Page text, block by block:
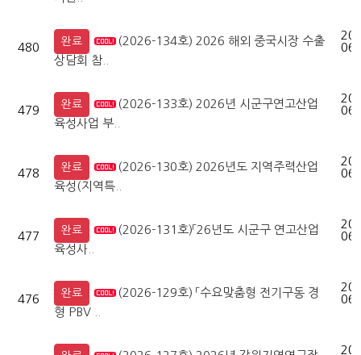
480 완료
(2026-134호) 2026 해외 중국시장 수출
상담회 참..
479 완료
(2026-133호) 2026년 시군구연고산업
육성사업 부..
478 완료
(2026-130호) 2026년도 지역주력산업
육성(지역특..
477 완료
(2026-131호)「26년도 시군구 연고산업
육성사..
476 완료
(2026-129호) 「수요맞춤형 전기구동 경
형 PBV ..